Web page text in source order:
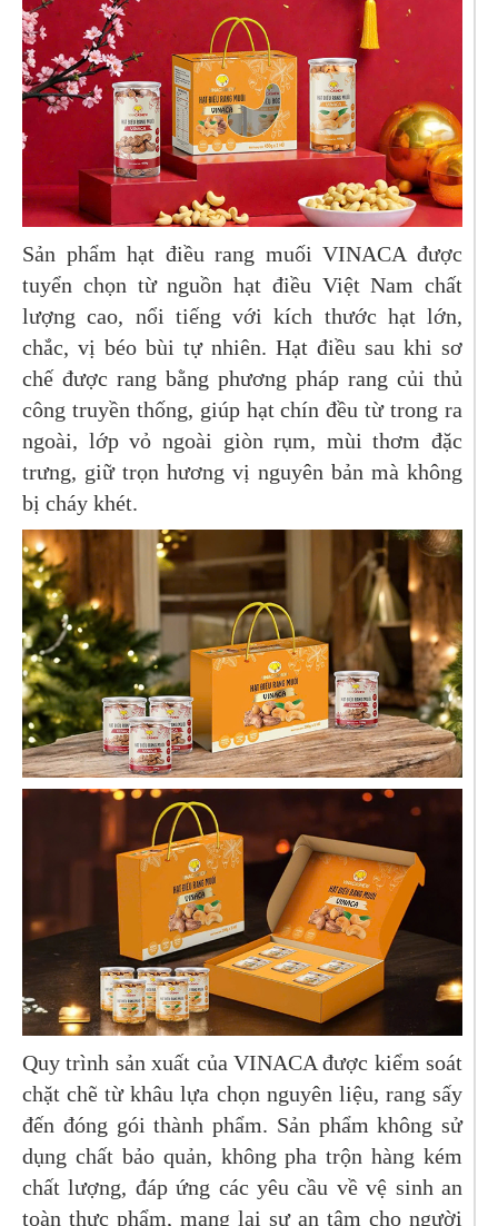
Sản phẩm hạt điều rang muối VINACA được
tuyển chọn từ nguồn hạt điều Việt Nam chất
lượng cao, nổi tiếng với kích thước hạt lớn,
chắc, vị béo bùi tự nhiên. Hạt điều sau khi sơ
chế được rang bằng phương pháp rang củi thủ
công truyền thống, giúp hạt chín đều từ trong ra
ngoài, lớp vỏ ngoài giòn rụm, mùi thơm đặc
trưng, giữ trọn hương vị nguyên bản mà không
bị cháy khét.
Quy trình sản xuất của VINACA được kiểm soát
chặt chẽ từ khâu lựa chọn nguyên liệu, rang sấy
đến đóng gói thành phẩm. Sản phẩm không sử
dụng chất bảo quản, không pha trộn hàng kém
chất lượng, đáp ứng các yêu cầu về vệ sinh an
toàn thực phẩm, mang lại sự an tâm cho người